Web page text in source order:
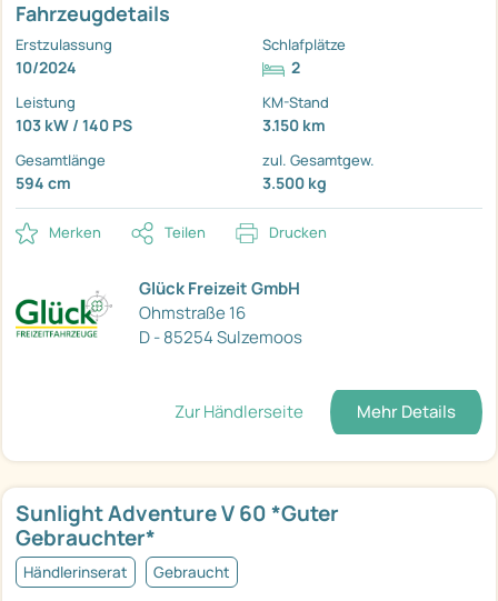
Fahrzeugdetails
Erstzulassung
10/2024
Schlafplätze
2
Leistung
103 kW / 140 PS
KM-Stand
3.150 km
Gesamtlänge
594 cm
zul. Gesamtgew.
3.500 kg
Merken Teilen Drucken
Glück Freizeit GmbH
Ohmstraße 16
D - 85254 Sulzemoos
Zur Händlerseite Mehr Details
Sunlight Adventure V 60 *Guter
Gebrauchter*
Händlerinserat Gebraucht